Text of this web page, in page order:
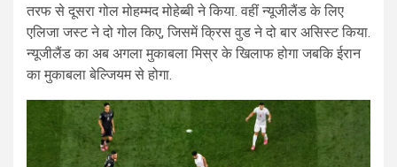
तरफ से दूसरा गोल मोहम्मद मोहेब्बी ने किया. वहीं न्यूजीलैंड के लिए
एलिजा जस्ट ने दो गोल किए, जिसमें क्रिस वुड ने दो बार असिस्ट किया.
न्यूजीलैंड का अब अगला मुकाबला मिस्र के खिलाफ होगा जबकि ईरान
का मुकाबला बेल्जियम से होगा.